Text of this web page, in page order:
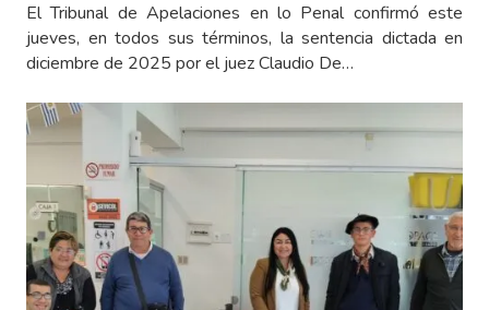
El Tribunal de Apelaciones en lo Penal confirmó este
jueves, en todos sus términos, la sentencia dictada en
diciembre de 2025 por el juez Claudio De…